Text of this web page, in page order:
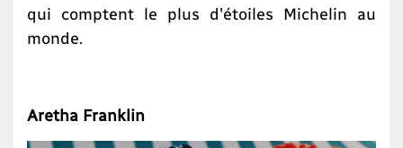
qui comptent le plus d'étoiles Michelin au
monde.
Aretha Franklin